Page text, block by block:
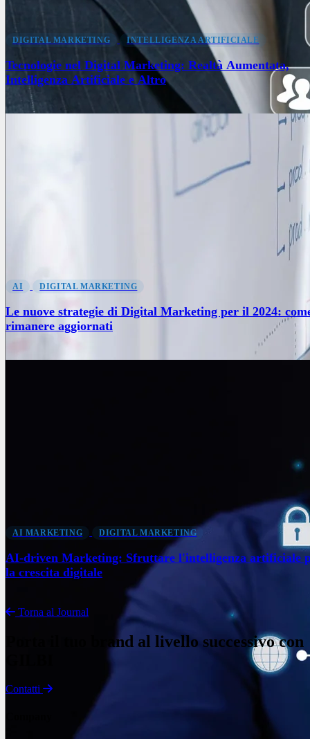
DIGITAL MARKETING INTELLIGENZA ARTIFICIALE
Tecnologie nel Digital Marketing: Realtà Aumentata,
Intelligenza Artificiale e Altro
AI DIGITAL MARKETING
Le nuove strategie di Digital Marketing per il 2024:
rimanere aggiornati
AI MARKETING DIGITAL MARKETING
AI-driven Marketing: Sfruttare l'intelligenza artificiale
la crescita digitale
Torna al Journal
Porta il tuo brand al livello successivo con
Contatti